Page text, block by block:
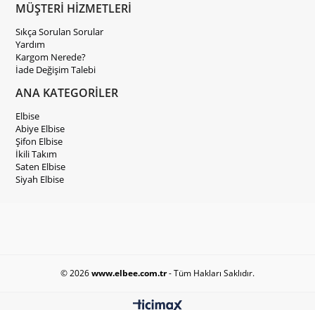
MÜŞTERİ HİZMETLERİ
Sıkça Sorulan Sorular
Yardım
Kargom Nerede?
İade Değişim Talebi
ANA KATEGORİLER
Elbise
Abiye Elbise
Şifon Elbise
İkili Takım
Saten Elbise
Siyah Elbise
© 2026www.elbee.com.tr- Tüm Hakları Saklıdır.